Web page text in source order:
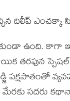
ఎంచ‌క్కా
ఉంది.
స్పెష‌ల్
మేర‌కు స‌ద‌రు